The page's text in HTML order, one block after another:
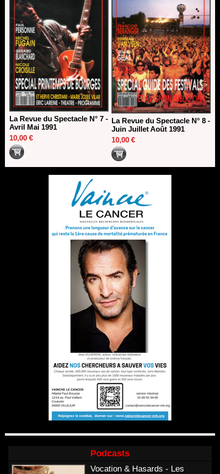
La Revue du Spectacle N° 7 -
Avril Mai 1991
10,00 €
La Revue du Spectacle N° 8 -
Juin Juillet Août 1991
10,00 €
Podcasts
Vocation & Hasards - Les